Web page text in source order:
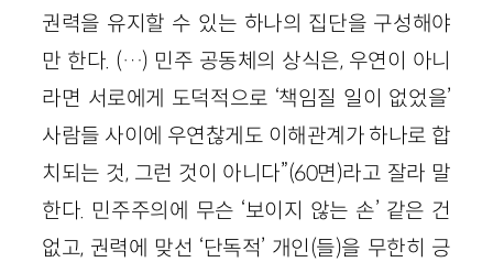
권력을 유지할 수 있는 하나의 집단을 구성해야
만 한다. (…) 민주 공동체의 상식은, 우연이 아니
라면 서로에게 도덕적으로 ‘책임질 일이 없었을’
사람들 사이에 우연찮게도 이해관계가 하나로 합
치되는 것, 그런 것이 아니다”(60면)라고 잘라 말
한다. 민주주의에 무슨 ‘보이지 않는 손’ 같은 건
없고, 권력에 맞선 ‘단독적’ 개인(들)을 무한히 긍